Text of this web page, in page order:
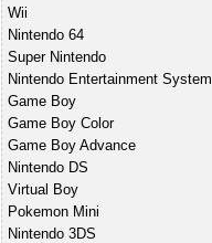
Wii
Nintendo 64
Super Nintendo
Nintendo Entertainment System
Game Boy
Game Boy Color
Game Boy Advance
Nintendo DS
Virtual Boy
Pokemon Mini
Nintendo 3DS